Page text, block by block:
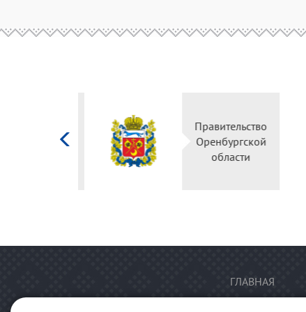
Министерство
культуры
Российской
федерации
ГЛАВНАЯ